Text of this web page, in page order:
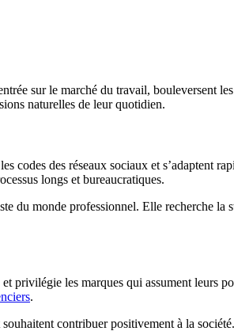
sur le marché du travail, bouleversent
naturelles de leur quotidien.
codes des réseaux sociaux et s’adaptent
longs et bureaucratiques.
du monde professionnel. Elle recherche la
privilégie les marques qui assument leurs
.
contribuer positivement à la